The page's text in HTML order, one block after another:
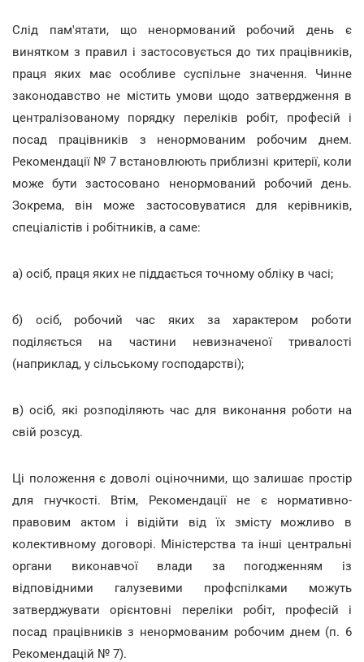
Слід пам'ятати, що ненормований робочий день є
винятком з правил і застосовується до тих працівників,
праця яких має особливе суспільне значення. Чинне
законодавство не містить умови щодо затвердження в
централізованому порядку переліків робіт, професій і
посад працівників з ненормованим робочим днем.
Рекомендації № 7 встановлюють приблизні критерії, коли
може бути застосовано ненормований робочий день.
Зокрема, він може застосовуватися для керівників,
спеціалістів і робітників, а саме:
а) осіб, праця яких не піддається точному обліку в часі;
б) осіб, робочий час яких за характером роботи
поділяється на частини невизначеної тривалості
(наприклад, у сільському господарстві);
в) осіб, які розподіляють час для виконання роботи на
свій розсуд.
Ці положення є доволі оціночними, що залишає простір
для гнучкості. Втім, Рекомендації не є нормативно-
правовим актом і відійти від їх змісту можливо в
колективному договорі. Міністерства та інші центральні
органи виконавчої влади за погодженням із
відповідними галузевими профспілками можуть
затверджувати орієнтовні переліки робіт, професій і
посад працівників з ненормованим робочим днем (п. 6
Рекомендацій № 7).